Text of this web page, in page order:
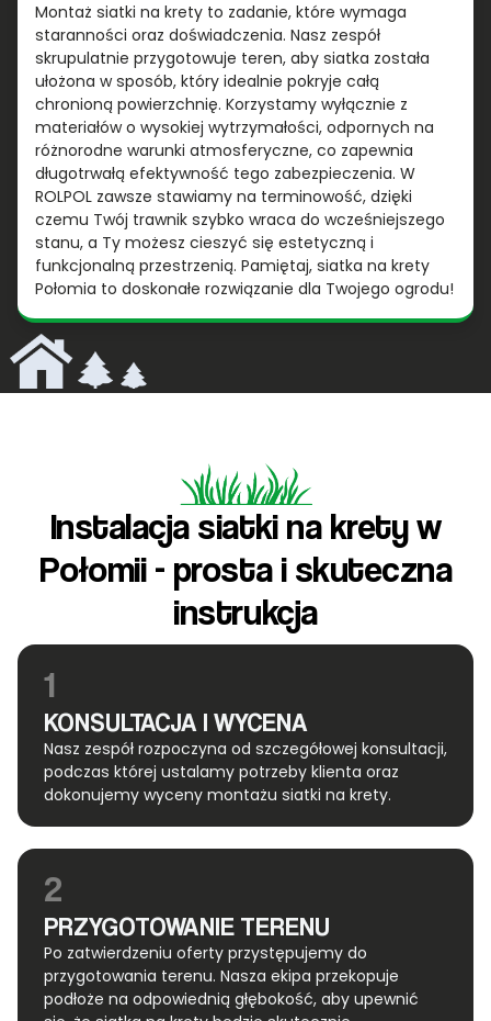
Montaż siatki na krety to zadanie, które wymaga
staranności oraz doświadczenia. Nasz zespół
skrupulatnie przygotowuje teren, aby siatka została
ułożona w sposób, który idealnie pokryje całą
chronioną powierzchnię. Korzystamy wyłącznie z
materiałów o wysokiej wytrzymałości, odpornych na
różnorodne warunki atmosferyczne, co zapewnia
długotrwałą efektywność tego zabezpieczenia. W
ROLPOL zawsze stawiamy na terminowość, dzięki
czemu Twój trawnik szybko wraca do wcześniejszego
stanu, a Ty możesz cieszyć się estetyczną i
funkcjonalną przestrzenią. Pamiętaj, siatka na krety
Połomia to doskonałe rozwiązanie dla Twojego ogrodu!
Instalacja siatki na krety w
Połomii - prosta i skuteczna
instrukcja
1
KONSULTACJA I WYCENA
Nasz zespół rozpoczyna od szczegółowej konsultacji,
podczas której ustalamy potrzeby klienta oraz
dokonujemy wyceny montażu siatki na krety.
2
PRZYGOTOWANIE TERENU
Po zatwierdzeniu oferty przystępujemy do
przygotowania terenu. Nasza ekipa przekopuje
podłoże na odpowiednią głębokość, aby upewnić